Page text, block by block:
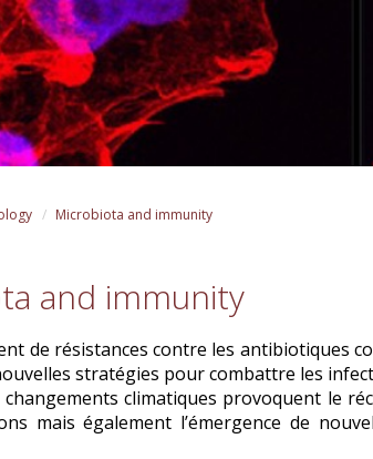
Microbiota and immunity
and immunity
de résistances contre les antibiotiques
stratégies pour combattre les
climatiques provoquent le
mais également l’émergence de